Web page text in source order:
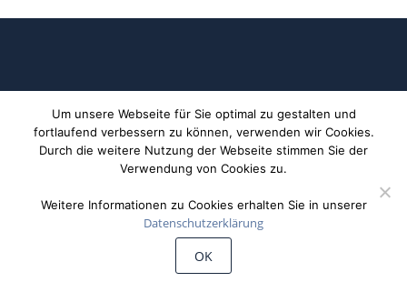
©Wiechert'sche Erdbebenwarte Göttingen
Um unsere Webseite für Sie optimal zu gestalten und
fortlaufend verbessern zu können, verwenden wir Cookies.
Durch die weitere Nutzung der Webseite stimmen Sie der
Verwendung von Cookies zu.
Weitere Informationen zu Cookies erhalten Sie in unserer
Datenschutzerklärung
OK